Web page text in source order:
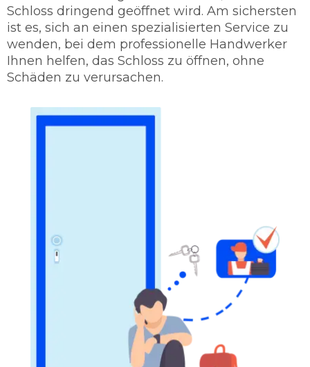
Schloss dringend geöffnet wird. Am sichersten
ist es, sich an einen spezialisierten Service zu
wenden, bei dem professionelle Handwerker
Ihnen helfen, das Schloss zu öffnen, ohne
Schäden zu verursachen.